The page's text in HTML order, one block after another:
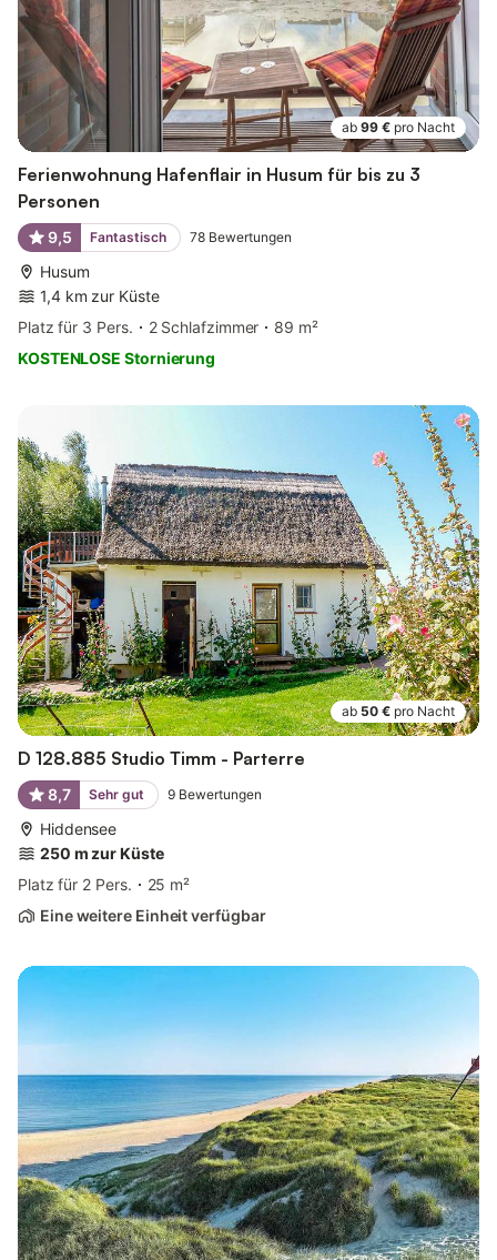
ab 99 € pro Nacht
Ferienwohnung Hafenflair in Husum für bis zu 3
Personen
9,5 Fantastisch 78 Bewertungen
Husum
1,4 km zur Küste
Platz für 3 Pers.
2 Schlafzimmer
89 m²
KOSTENLOSE Stornierung
ab 50 € pro Nacht
D 128.885 Studio Timm - Parterre
8,7 Sehr gut 9 Bewertungen
Hiddensee
250 m zur Küste
Platz für 2 Pers.
25 m²
Eine weitere Einheit verfügbar